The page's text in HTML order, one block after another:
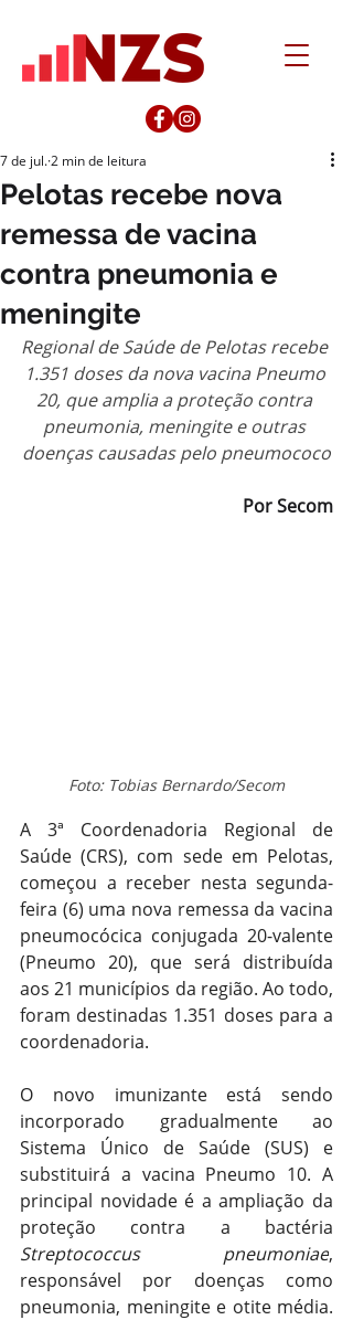
Pelotas recebe nova
remessa de vacina
contra pneumonia e
meningite
7 de jul.2 min de leitura
Regional de Saúde de Pelotas recebe
1.351 doses da nova vacina Pneumo
20, que amplia a proteção contra
pneumonia, meningite e outras
doenças causadas pelo pneumococo
Por Secom
Foto: Tobias Bernardo/Secom
A 3ª Coordenadoria Regional de
Saúde (CRS), com sede em Pelotas,
começou a receber nesta segunda-
feira (6) uma nova remessa da vacina
pneumocócica conjugada 20-valente
(Pneumo 20), que será distribuída
aos 21 municípios da região. Ao todo,
foram destinadas 1.351 doses para a
coordenadoria.
O novo imunizante está sendo
incorporado gradualmente ao
Sistema Único de Saúde (SUS) e
substituirá a vacina Pneumo 10. A
principal novidade é a ampliação da
Streptococcus pneumoniae,
responsável por doenças como
pneumonia, meningite e otite média.